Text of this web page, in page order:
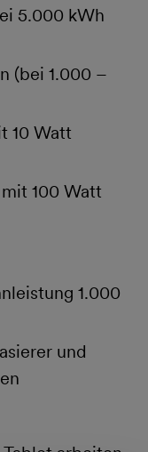
5.000 kWh
(bei 1.000 –
10 Watt
100 Watt
1.000
und